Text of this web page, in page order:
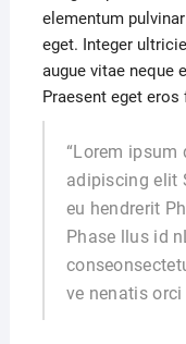
elementum
eget. Integer
augue vitae neque
Praesent eget eros
“Lorem
adipiscing elit
eu hendrerit
Phase llus id
ve nenatis orci